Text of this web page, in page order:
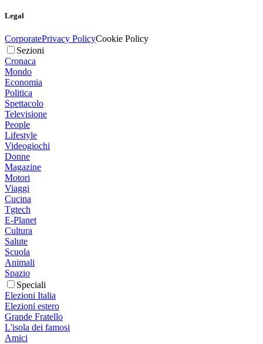
Legal
CorporatePrivacy PolicyCookie Policy
Sezioni
Cronaca
Mondo
Economia
Politica
Spettacolo
Televisione
People
Lifestyle
Videogiochi
Donne
Magazine
Motori
Viaggi
Cucina
Tgtech
E-Planet
Cultura
Salute
Scuola
Animali
Spazio
Speciali
Elezioni Italia
Elezioni estero
Grande Fratello
L'isola dei famosi
Amici